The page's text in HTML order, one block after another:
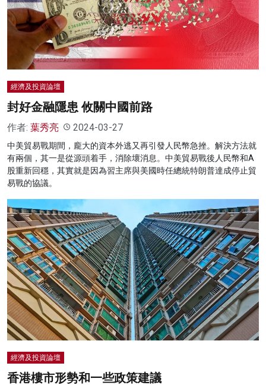
經濟及投資論壇
封好金融隱患 攸關中國前路
作者: 葉秀亮 2024-03-27
中美貿易戰期間，龐大的資本外逃又再引發人民幣急挫。解決方法就
有兩個，其一是從源頭着手，消除壞消息。中美貿易戰後人民幣和A
股重新回穩，其實就是因為習主席與美國時任總統特朗普達成停止貿
易戰的協議。
經濟及投資論壇
香港樓市形勢和一些政策建議